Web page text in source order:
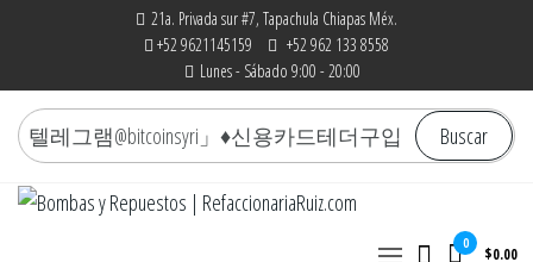
21a. Privada sur #7, Tapachula Chiapas Méx.
+52 9621145159
+52 962 133 8558
Lunes - Sábado 9:00 - 20:00
Buscar
por:
Buscar
0
$0.00